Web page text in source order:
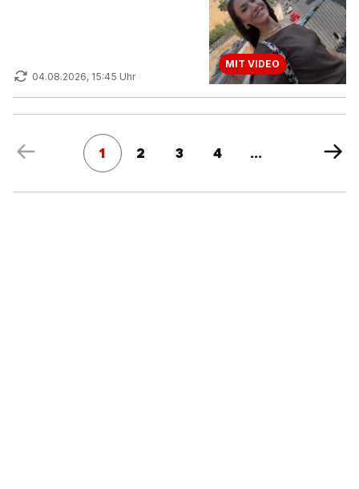
04.08.2026, 15:45 Uhr
MIT VIDEO
1 2 3 4 ...